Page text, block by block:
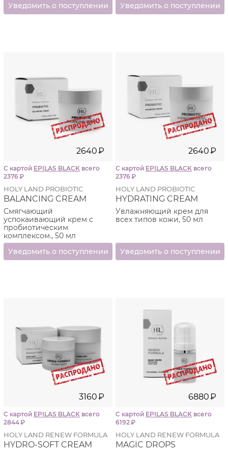
2640₽
С картой EPILAS BLACK всего
2376₽
HOLY LAND PROBIOTIC
BALANCING CREAM
Смягчающий
успокаивающий крем с
пробиотическим
комплексом., 50 мл
2640₽
С картой EPILAS BLACK всего
2376₽
HOLY LAND PROBIOTIC
HYDRATING CREAM
Увлажняющий крем для
всех типов кожи, 50 мл
3160₽
С картой EPILAS BLACK всего
2844₽
HOLY LAND RENEW FORMULA
HYDRO-SOFT CREAM
6880₽
С картой EPILAS BLACK всего
6192₽
HOLY LAND RENEW FORMULA
MAGIC DROPS